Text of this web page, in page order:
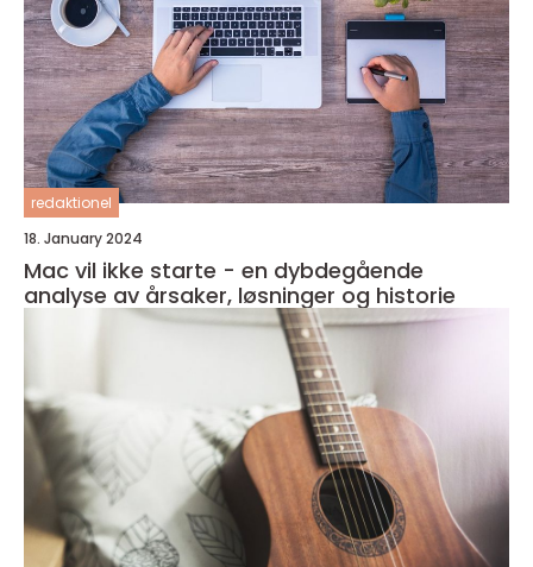
redaktionel
18. January 2024
Mac vil ikke starte - en dybdegående
analyse av årsaker, løsninger og historie